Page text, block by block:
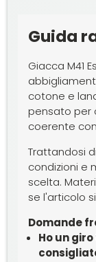
Guida
Giacca M41
cotone e
pensato per
coerente
Trattandosi
condizioni e
scelta.
se l'articolo
Domande
Ho un